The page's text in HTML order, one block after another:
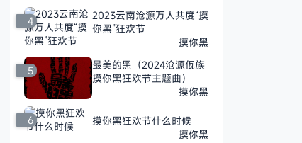
4
2023云南沧源万人共度“摸
你黑”狂欢节
摸你黑
5
最美的黑（2024沧源佤族
摸你黑狂欢节主题曲）
摸你黑
6
摸你黑狂欢节什么时候
摸你黑